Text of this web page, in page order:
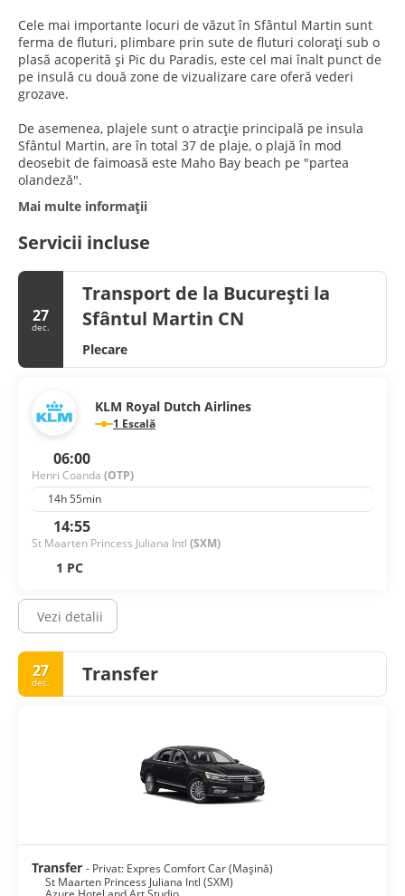
Cele mai importante locuri de văzut în Sfântul Martin sunt
ferma de fluturi, plimbare prin sute de fluturi colorați sub o
plasă acoperită și Pic du Paradis, este cel mai înalt punct de
pe insulă cu două zone de vizualizare care oferă vederi
grozave.
De asemenea, plajele sunt o atracție principală pe insula
Sfântul Martin, are în total 37 de plaje, o plajă în mod
deosebit de faimoasă este Maho Bay beach pe "partea
olandeză".
Mai multe informații
Servicii incluse
27
dec.
Transport de la București la
Sfântul Martin CN
Plecare
KLM Royal Dutch Airlines
1 Escală
06:00
Henri Coanda (OTP)
14h 55min
14:55
St Maarten Princess Juliana Intl (SXM)
1 PC
Vezi detalii
27
dec. Transfer
Transfer - Privat: Expres Comfort Car (Mașină)
St Maarten Princess Juliana Intl (SXM)